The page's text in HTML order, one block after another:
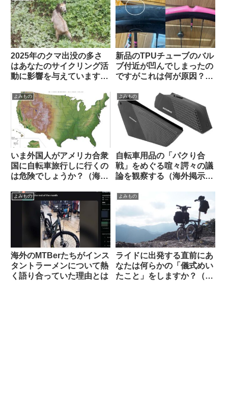
2025年のクマ出没の多さ
はあなたのサイクリング活
動に影響を与えています
チ考察）
新品のTPUチューブのバル
ブ付近が凹んでしまったの
ですがこれは何が原因？
よみもの
いま外国人がアメリカ合衆
国に自転車旅行しに行くの
は危険でしょうか？（海外
よみもの
自転車用品の「パクり合
戦」をめぐる喧々諤々の議
論を観察する（海外掲示板
よみもの
海外のMTBerたちがインス
タントラーメンについて熱
く語り合っていた理由とは
よみもの
ライドに出発する直前にあ
なたは何らかの「儀式めい
たこと」をしますか？（海